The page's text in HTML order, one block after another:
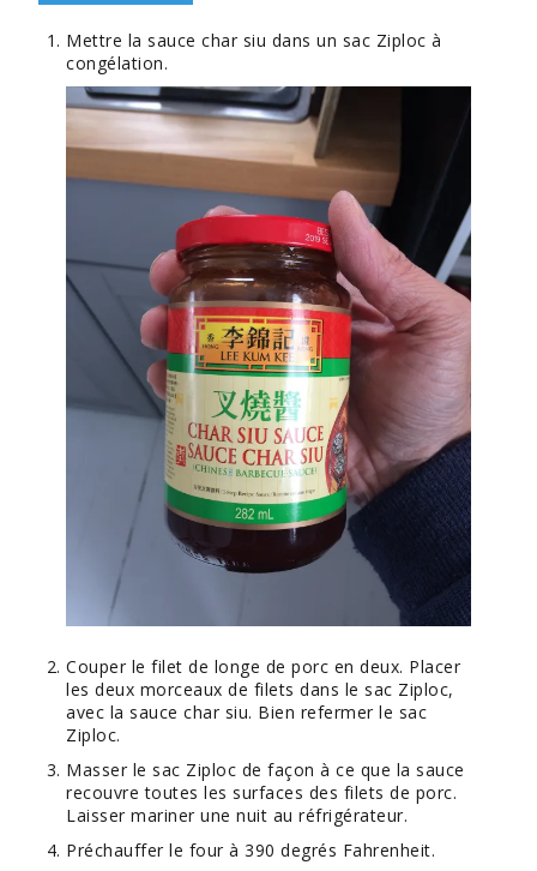
Mettre la sauce char siu dans un sac Ziploc à
congélation.
Couper le filet de longe de porc en deux. Placer
les deux morceaux de filets dans le sac Ziploc,
avec la sauce char siu. Bien refermer le sac
Ziploc.
Masser le sac Ziploc de façon à ce que la sauce
recouvre toutes les surfaces des filets de porc.
Laisser mariner une nuit au réfrigérateur.
Préchauffer le four à 390 degrés Fahrenheit.